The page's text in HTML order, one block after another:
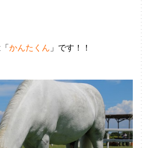
かんたくん 」です！！